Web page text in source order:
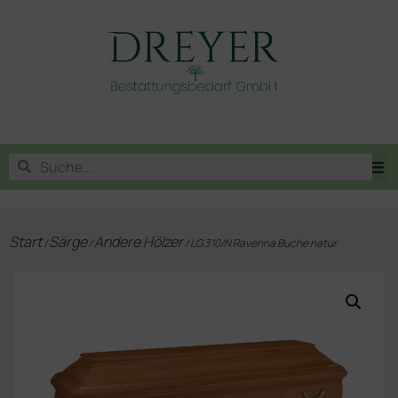
Start/Särge/Andere Hölzer/ LG 310/N Ravenna Buche natur